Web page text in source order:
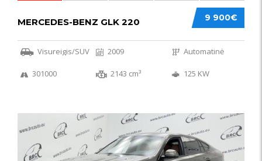
9 900€
MERCEDES-BENZ GLK 220
Visureigis/SUV 2009 Automatinė
301000 2143 cm³ 125 KW
58